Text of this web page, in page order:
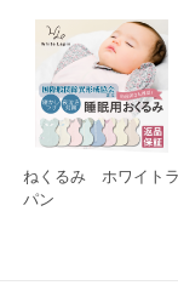
ねくるみ ホワイト
パン